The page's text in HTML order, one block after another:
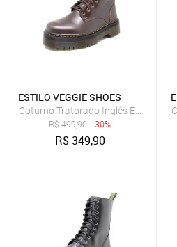
ESTILO VEGGIE SHOES
Coturno Tratorado Inglês Estilo
R$499,90 - 30%
R$349,90